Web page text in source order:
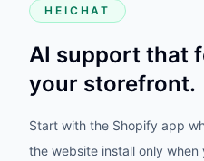
HEICHAT
AI support that
your storefront.
Start with the Shopify app
the website install only